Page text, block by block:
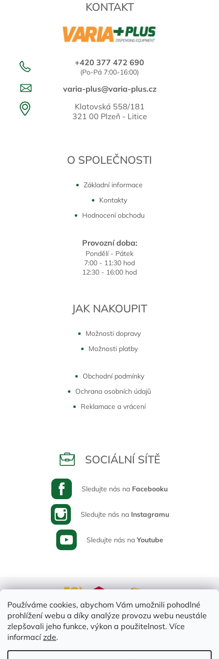
Používáme cookies, abychom Vám umožnili pohodlné
prohlížení webu a díky analýze provozu webu neustále
zlepšovali jeho funkce, výkon a použitelnost. Více
informacízde.
KONTAKT
+420 377 472 690
(Po-Pá 7:00-16:00)
varia-plus@varia-plus.cz
Klatovská 558/181
321 00 Plzeň - Litice
O SPOLEČNOSTI
Základní informace
Kontakty
Hodnocení obchodu
Provozní doba:
Pondělí - Pátek
7:00 - 11:30 hod
12:30 - 16:00 hod
JAK NAKOUPIT
Možnosti dopravy
Možnosti platby
Obchodní podmínky
Ochrana osobních údajů
Reklamace a vrácení
SOCIÁLNÍ SÍTĚ
Sledujte nás na Facebooku
Sledujte nás na Instagramu
Sledujte nás na Youtube